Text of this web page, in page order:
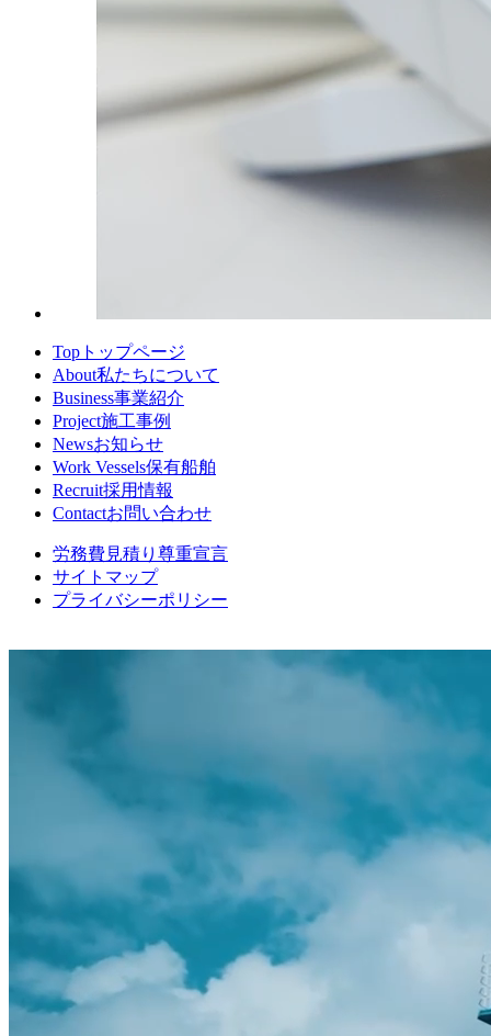
Top トップページ
About私たちについて
Business事業紹介
Project施工事例
Newsお知らせ
Work Vessels保有船舶
Recruit採用情報
Contactお問い合わせ
労務費見積り尊重宣言
サイトマップ
プライバシーポリシー